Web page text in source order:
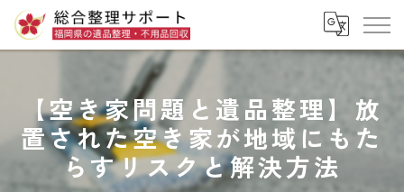
【空き家問題と遺品整理】放
置された空き家が地域にもた
らすリスクと解決方法